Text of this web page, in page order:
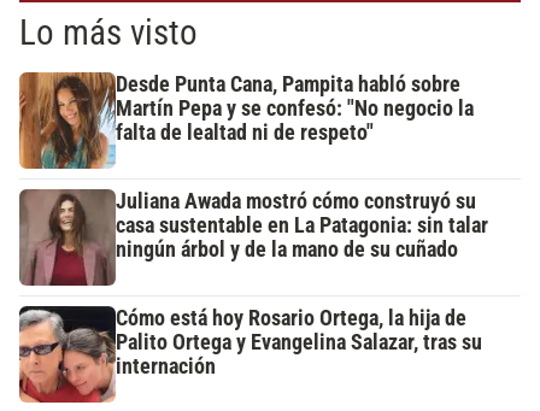
Lo más visto
Desde Punta Cana, Pampita habló sobre
Martín Pepa y se confesó: "No negocio la
falta de lealtad ni de respeto"
Juliana Awada mostró cómo construyó su
casa sustentable en La Patagonia: sin talar
ningún árbol y de la mano de su cuñado
Cómo está hoy Rosario Ortega, la hija de
Palito Ortega y Evangelina Salazar, tras su
internación